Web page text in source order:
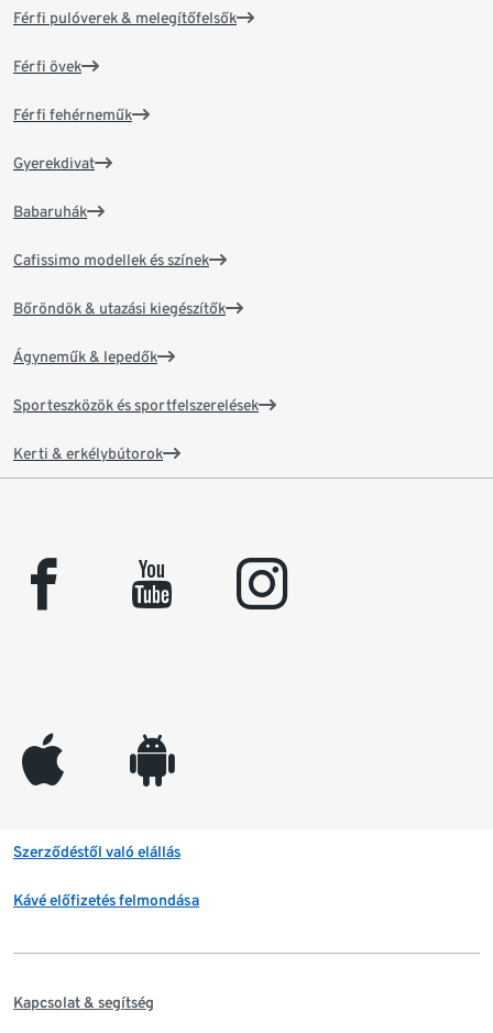
Férfi pulóverek & melegítőfelsők
Férfi övek
Férfi fehérneműk
Gyerekdivat
Babaruhák
Cafissimo modellek és színek
Bőröndök & utazási kiegészítők
Ágyneműk & lepedők
Sporteszközök és sportfelszerelések
Kerti & erkélybútorok
facebook youtube instagram
appleinc android
Szerződéstől való elállás
Kávé előfizetés felmondása
Kapcsolat & segítség